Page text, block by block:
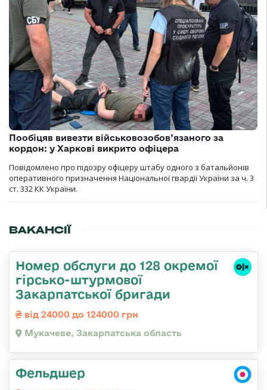
Пообіцяв вивезти військовозобов’язаного за
кордон: у Харкові викрито офіцера
Повідомлено про підозру офіцеру штабу одного з батальйонів
оперативного призначення Національної гвардії України за ч. 3
ст. 332 КК України.
ВАКАНСІЇ
Номер обслуги до 128 окремої
гірсько-штурмової
Закарпатської бригади
від 24000 до 124000 грн
Мукачеве, Закарпатська область
Фельдшер